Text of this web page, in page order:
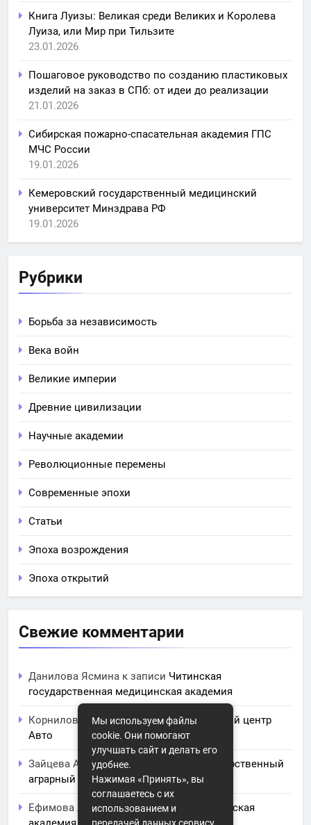
Книга Луизы: Великая среди Великих и Королева
Луиза, или Мир при Тильзите
23.01.2026
Пошаговое руководство по созданию пластиковых
изделий на заказ в СПб: от идеи до реализации
21.01.2026
Сибирская пожарно-спасательная академия ГПС
МЧС России
19.01.2026
Кемеровский государственный медицинский
университет Минздрава РФ
19.01.2026
Рубрики
Борьба за независимость
Века войн
Великие империи
Древние цивилизации
Научные академии
Революционные перемены
Современные эпохи
Статьи
Эпоха возрождения
Эпоха открытий
Свежие комментарии
Данилова Ясмина к записи Читинская
государственная медицинская академия
Корнилова Анитак записиЧПОУ Учебный центр
Авто
Зайцева Аринак записи
Курский государственный
аграрный университет им. И.И. Иванова
Ефимова Лидияк записиСеверо-Кавказская
Мы используем файлы
cookie. Они помогают
улучшать сайт и делать его
удобнее.
Нажимая «Принять», вы
соглашаетесь с их
использованием и